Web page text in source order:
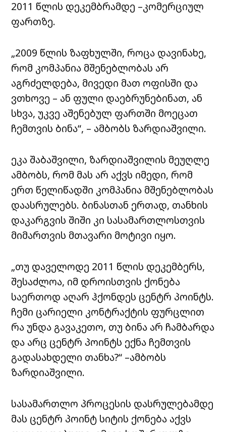
2011 წლის დეკემბრამდე –კომერციულ
ფართზე.
„2009 წლის ზაფხულში, როცა დავინახე,
რომ კომპანია მშენებლობას არ
აგრძელდება, მივედი მათ ოფისში და
ვთხოვე – ან ფული დაებრუნებინათ, ან
სხვა, უკვე აშენებულ ფართში მოეცათ
ჩემთვის ბინა“, – ამბობს ზარდიაშვილი.
ეკა შაბაშვილი, ზარდიაშვილის მეუღლე
ამბობს, რომ მას არ აქვს იმედი, რომ
ერთ წელიწადში კომპანია მშენებლობას
დაასრულებს. ბინასთან ერთად, თანხის
დაკარგვის შიში კი სასამართლოსთვის
მიმართვის მთავარი მოტივი იყო.
„თუ დაველოდე 2011 წლის დეკემბერს,
შესაძლოა, იმ დროისთვის ქონება
საერთოდ აღარ ჰქონდეს ცენტრ პოინტს.
ჩემი ცარიელი კონტრაქტის ფურცლით
რა უნდა გავაკეთო, თუ ბინა არ ჩამბარდა
და არც ცენტრ პოინტს ექნა ჩემთვის
გადასახდელი თანხა?“ –ამბობს
ზარდიაშვილი.
სასამართლო პროცესის დასრულებამდე
მას ცენტრ პოინტ სიტის ქონება აქვს